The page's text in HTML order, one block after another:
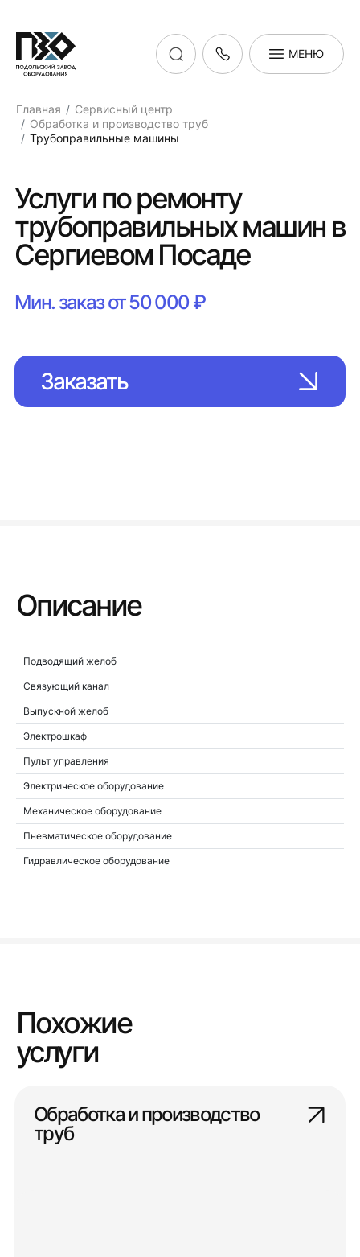
МЕНЮ
Главная
Сервисный центр
Обработка и производство труб
Трубоправильные машины
Услуги по ремонту
трубоправильных машин в
Сергиевом Посаде
Мин. заказ от 50 000 ₽
Заказать
Описание
Подводящий желоб
Связующий канал
Выпускной желоб
Электрошкаф
Пульт управления
Электрическое оборудование
Механическое оборудование
Пневматическое оборудование
Гидравлическое оборудование
Похожие
услуги
Обработка и производство
труб